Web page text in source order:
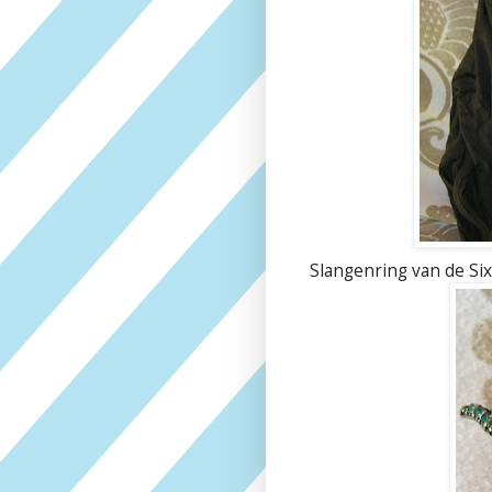
Slangenring van de